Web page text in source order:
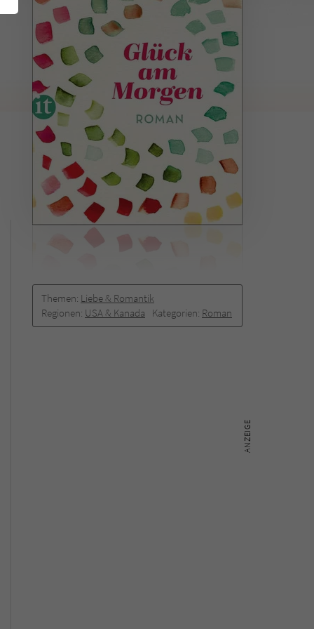
Themen: Liebe & Romantik
Regionen: USA & Kanada Kategorien: Roman